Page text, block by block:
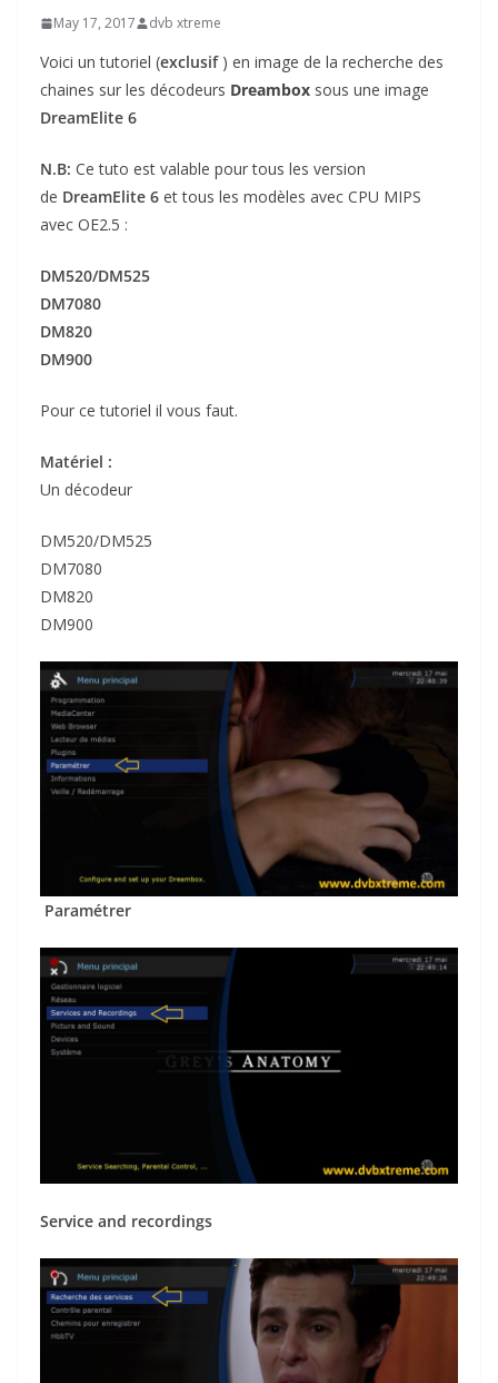
May 17, 2017 dvb xtreme
Voici un tutoriel (exclusif) en image de la recherche des
chaines sur les décodeurs Dreambox sous une image
DreamElite 6
N.B: Ce tuto est valable pour tous les version
de DreamElite 6 et tous les modèles avec CPU MIPS
avec OE2.5 :
DM520/DM525
DM7080
DM820
DM900
Pour ce tutoriel il vous faut.
Matériel :
Un décodeur
DM520/DM525
DM7080
DM820
DM900
Paramétrer
Service and recordings